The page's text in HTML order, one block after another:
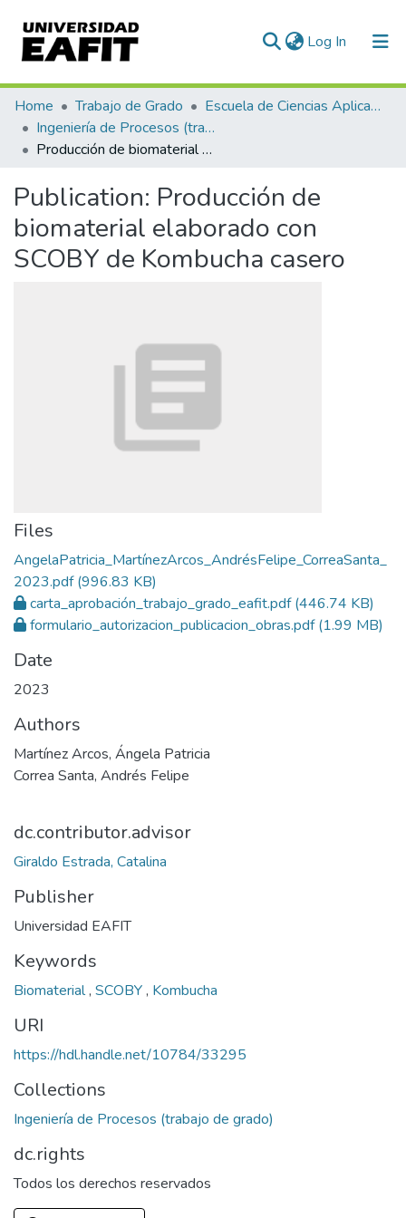
Log In (current)
Communities & Collections
All of DSpace
Home Trabajo de Grado
Escuela de Ciencias Aplicadas e Ingeniería
Ingeniería de Procesos (trabajo de grado)
Producción de biomaterial elaborado con SCOBY de Kombucha casero
Publication: Producción de
biomaterial elaborado con
SCOBY de Kombucha casero
Files
AngelaPatricia_MartínezArcos_AndrésFelipe_CorreaSanta_
2023.pdf(996.83 KB)
carta_aprobación_trabajo_grado_eafit.pdf(446.74 KB)
formulario_autorizacion_publicacion_obras.pdf(1.99 MB)
Date
2023
Authors
Martínez Arcos, Ángela Patricia
Correa Santa, Andrés Felipe
dc.contributor.advisor
Giraldo Estrada, Catalina
Publisher
Universidad EAFIT
Keywords
Biomaterial, SCOBY, Kombucha
URI
https://hdl.handle.net/10784/33295
Collections
Ingeniería de Procesos (trabajo de grado)
dc.rights
Todos los derechos reservados